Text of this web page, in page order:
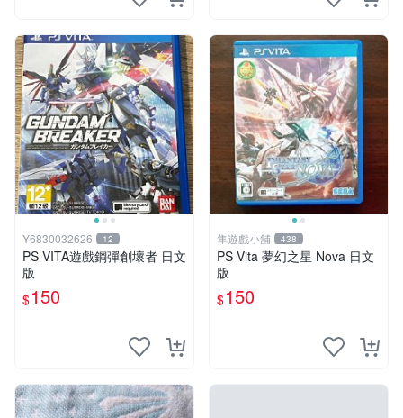
Y6830032626 12
PS VITA遊戲鋼彈創壞者 日文
版
$150
隼遊戲小舖 438
PS Vita 夢幻之星 Nova 日文
版
$150